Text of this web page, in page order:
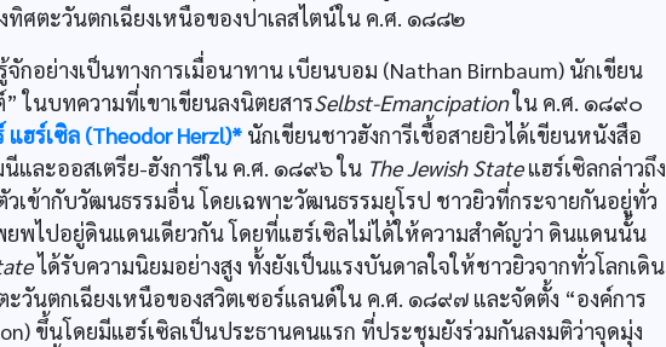
ทิศตะวันตกเฉียงเหนือของปาเลสไตน์ใน ค.ศ. ๑๘๘๒
กอย่างเป็นทางการเมื่อนาทาน เบียนบอม (Nathan Birnbaum) นักเขียน
ในบทความที่เขาเขียนลงนิตยสารSelbst-Emancipationใน ค.ศ. ๑๘๙๐
แฮร์เซิล (Theodor Herzl)* นักเขียนชาวฮังการีเชื้อสายยิวได้เขียนหนังสือ
และออสเตรีย-ฮังการีใน ค.ศ. ๑๘๙๖ ใน The Jewish Stateแฮร์เซิลกล่าวถึง
เข้ากับวัฒนธรรมอื่น โดยเฉพาะวัฒนธรรมยุโรป ชาวยิวที่กระจายกันอยู่ทั่ว
ยพไปอยู่ดินแดนเดียวกัน โดยที่แฮร์เซิลไม่ได้ให้ความสำคัญว่า ดินแดนนั้น
ได้รับความนิยมอย่างสูง ทั้งยังเป็นแรงบันดาลใจให้ชาวยิวจากทั่วโลกเดิน
ะวันตกเฉียงเหนือของสวิตเซอร์แลนด์ใน ค.ศ. ๑๘๙๗ และจัดตั้ง “องค์การ
ขึ้นโดยมีแฮร์เซิลเป็นประธานคนแรก ที่ประชุมยังร่วมกันลงมติว่าจุดมุ่ง